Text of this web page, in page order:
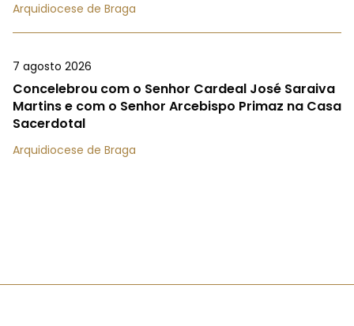
Arquidiocese de Braga
7 agosto 2026
Concelebrou com o Senhor Cardeal José Saraiva
Martins e com o Senhor Arcebispo Primaz na Casa
Sacerdotal
Arquidiocese de Braga